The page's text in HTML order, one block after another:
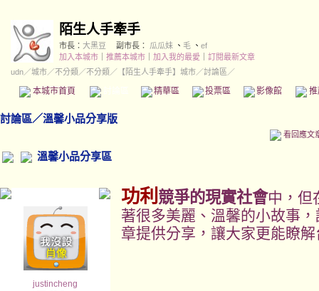
陌生人手牽手
市長： 大黑豆 副市長： 瓜瓜妹 、 毛 、 ef
加入本城市
推薦本城市 加入我的最愛
訂閱最新文章
udn／城市／不分類 ／不分類 ／ 【陌生人手牽手】城市／討論區／
本城市首頁 精華區 投票區 影像館
討論區／溫馨小品分享版
看回應文
溫馨小品分享區
justincheng
功利競爭的現實社會中，但
著很多美麗、溫馨的小故事
章提供分享，讓大家更能瞭